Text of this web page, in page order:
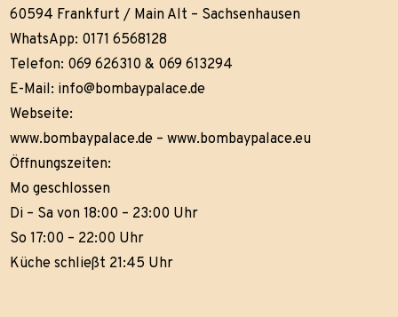
60594 Frankfurt / Main Alt – Sachsenhausen
WhatsApp: 0171 6568128
Telefon: 069 626310 & 069 613294
E-Mail: info@bombaypalace.de
Webseite:
www.bombaypalace.de – www.bombaypalace.eu
Öffnungszeiten:
Mo geschlossen
Di – Sa von 18:00 – 23:00 Uhr
So 17:00 – 22:00 Uhr
Küche schließt 21:45 Uhr